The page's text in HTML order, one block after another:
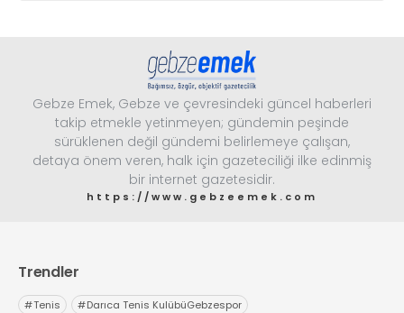
Gebze Emek, Gebze ve çevresindeki güncel haberleri
takip etmekle yetinmeyen; gündemin peşinde
sürüklenen değil gündemi belirlemeye çalışan,
detaya önem veren, halk için gazeteciliği ilke edinmiş
bir internet gazetesidir.
https://www.gebzeemek.com
Trendler
#Tenis #Darıca Tenis KulübüGebzespor